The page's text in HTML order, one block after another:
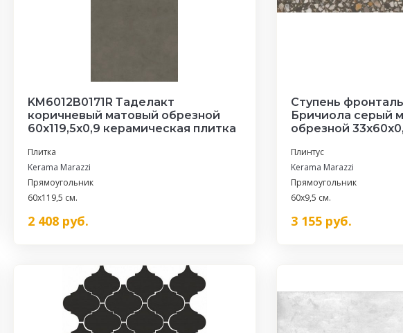
KM6012B0171R Таделакт
коричневый матовый обрезной
60x119,5x0,9 керамическая плитка
Плитка
Kerama Marazzi
Прямоугольник
60x119,5 см.
2 408руб.
Ступень
Бричиола серый
обрезной
Плинтус
Kerama Marazzi
Прямоугольник
60x9,5 см.
3 155руб.